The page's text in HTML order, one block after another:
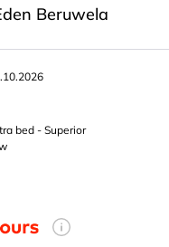
Beruwela
bed - Superior